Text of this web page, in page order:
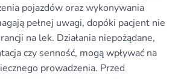
pojazdów oraz wykonywania
pełnej uwagi, dopóki pacjent nie
na lek. Działania niepożądane,
czy senność, mogą wpływać na
prowadzenia. Przed